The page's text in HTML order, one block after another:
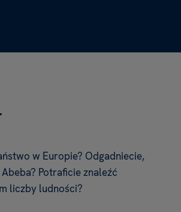
w Europie? Odgadniecie,
Potraficie znaleźć
liczby ludności?